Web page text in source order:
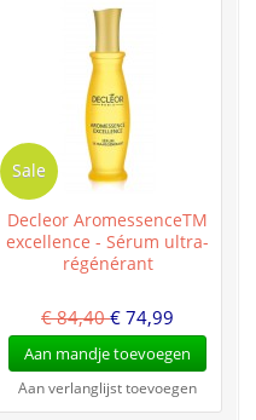
Sale
Decleor AromessenceTM
excellence - Sérum ultra-
régénérant
€ 84,40€ 74,99
Aan mandje toevoegen
Aan verlanglijst toevoegen